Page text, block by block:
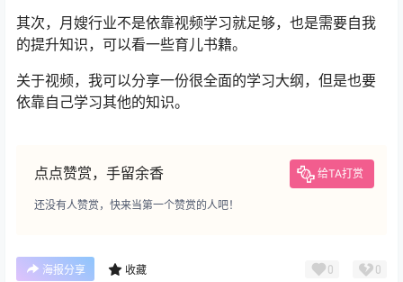
其次，月嫂行业不是依靠视频学习就足够，也是需要自我
的提升知识，可以看一些育儿书籍。
关于视频，我可以分享一份很全面的学习大纲，但是也要
依靠自己学习其他的知识。
点点赞赏，手留余香 给TA打赏
还没有人赞赏，快来当第一个赞赏的人吧！
海报分享 收藏 0 0